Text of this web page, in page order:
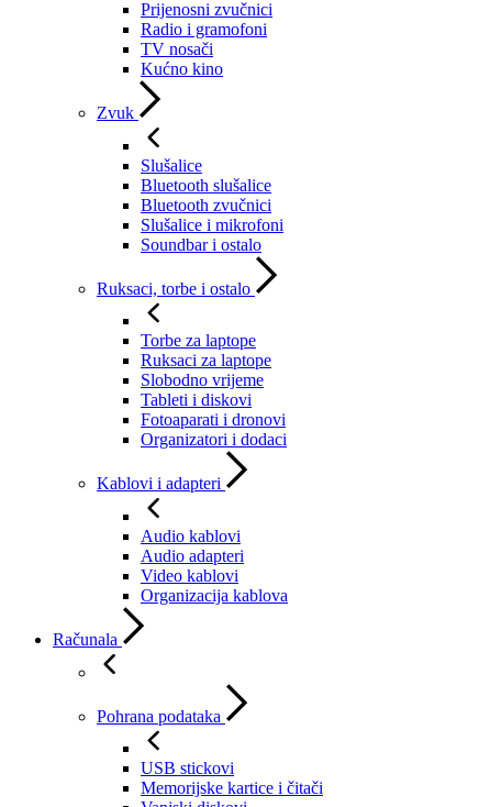
Prijenosni zvučnici
Radio i gramofoni
TV nosači
Kućno kino
Zvuk
Slušalice
Bluetooth slušalice
Bluetooth zvučnici
Slušalice i mikrofoni
Soundbar i ostalo
Ruksaci, torbe i ostalo
Torbe za laptope
Ruksaci za laptope
Slobodno vrijeme
Tableti i diskovi
Fotoaparati i dronovi
Organizatori i dodaci
Kablovi i adapteri
Audio kablovi
Audio adapteri
Video kablovi
Organizacija kablova
Računala
Pohrana podataka
USB stickovi
Memorijske kartice i čitači